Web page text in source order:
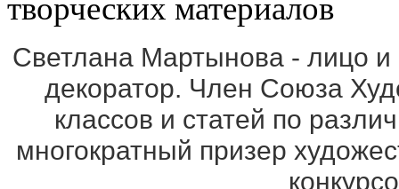
Светлана Мартынова - лицо
декоратор. Член Союза
классов и статей по
многократный призер